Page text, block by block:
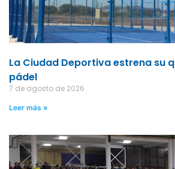
La Ciudad Deportiva estrena su
pádel
7 de agosto de 2026
Leer más »